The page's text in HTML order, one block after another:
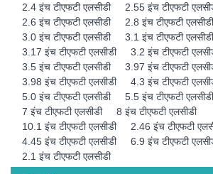
2.4 इंच टीएफटी एलसीडी
2.55 इंच टीएफटी
2.6 इंच टीएफटी एलसीडी
2.8 इंच टीएफटी
3.0 इंच टीएफटी एलसीडी
3.1 इंच टीएफटी
3.17 इंच टीएफटी एलसीडी
3.2 इंच टीएफटी
3.5 इंच टीएफटी एलसीडी
3.97 इंच टीएफटी
3.98 इंच टीएफटी एलसीडी
4.3 इंच टीएफटी
5.0 इंच टीएफटी एलसीडी
5.5 इंच टीएफटी
7 इंच टीएफटी एलसीडी
8 इंच टीएफटी एलसीडी
10.1 इंच टीएफटी एलसीडी
2.46 इंच टीएफटी
4.45 इंच टीएफटी एलसीडी
6.9 इंच टीएफटी
2.1 इंच टीएफटी एलसीडी